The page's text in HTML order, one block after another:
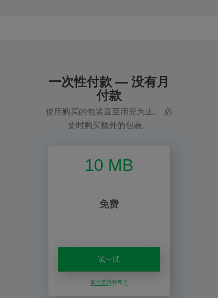
一次性付款 — 没有月
付款
使用购买的包装直至用完为止。 必
要时购买额外的包裹。
10 MB
免费
试一试
如何选择套餐？